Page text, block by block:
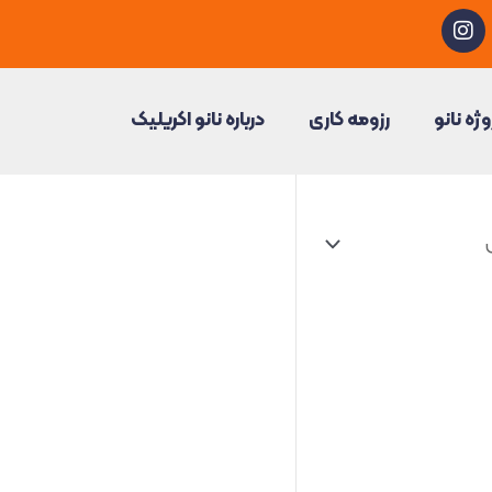
I
n
s
a
g
نانو رزومه کاری درباره نانو اکریلیک